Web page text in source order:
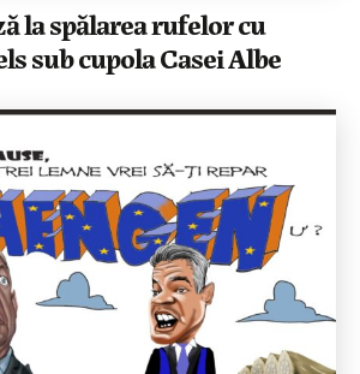
la spălarea rufelor cu
sub cupola Casei Albe